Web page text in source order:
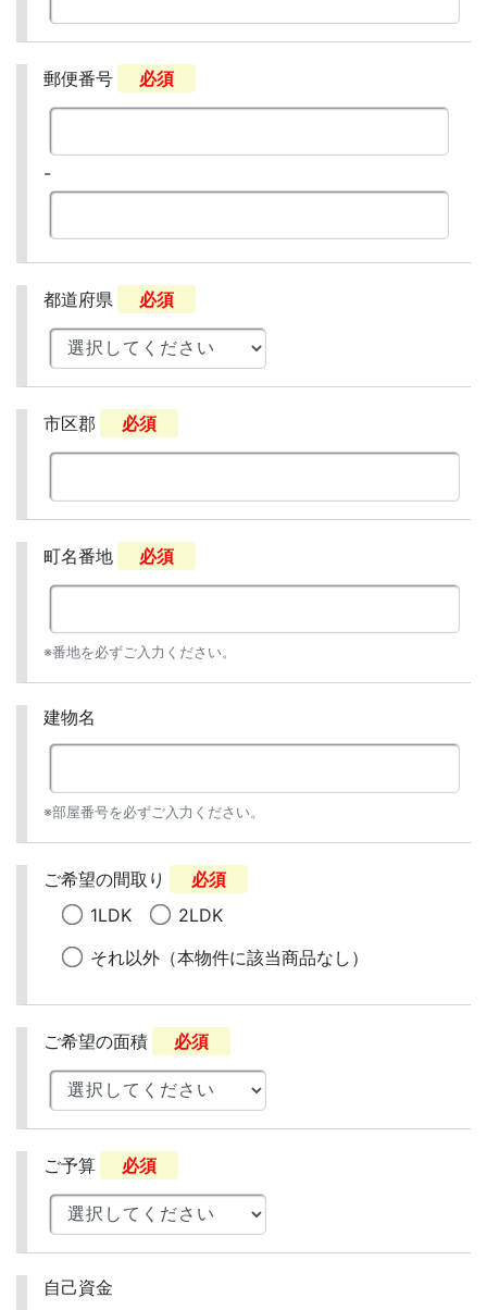
郵便番号 必須
-
都道府県 必須
市区郡 必須
町名番地 必須
※番地を必ずご入力ください。
建物名
※部屋番号を必ずご入力ください。
ご希望の間取り
必須
1LDK
2LDK
それ以外（本物件に該当商品なし）
ご希望の面積 必須
ご予算 必須
自己資金